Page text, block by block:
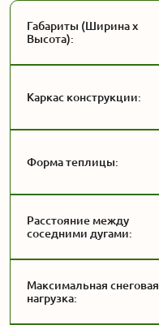
Габариты (Ширина x
Высота):
Каркас конструкции:
Форма теплицы:
Расстояние между
соседними дугами:
Максимальная снеговая
нагрузка: